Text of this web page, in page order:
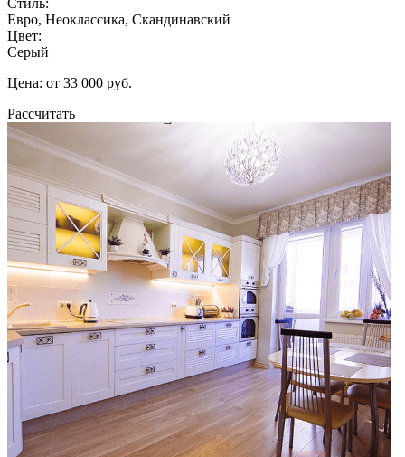
Евро, Неоклассика, Скандинавский
Цвет:
Серый
Цена: от 33 000 руб.
Рассчитать